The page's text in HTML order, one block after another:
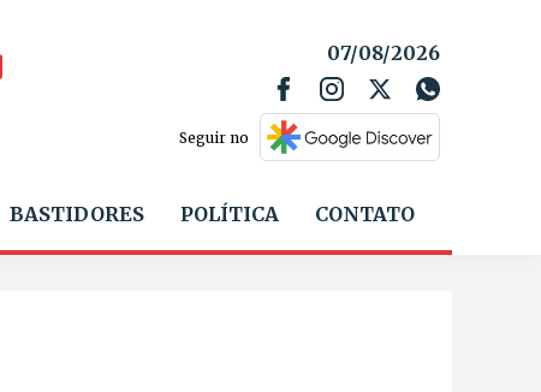
07/08/2026
Seguir no
BASTIDORES POLÍTICA CONTATO